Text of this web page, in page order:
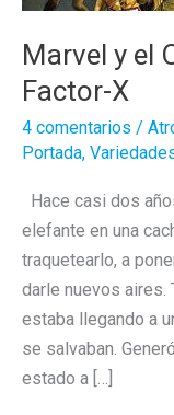
Marvel y el
Factor-X
4 comentarios /
Portada,
Hace casi dos
elefante en una
traquetearlo, a
darle nuevos aires.
estaba llegando a
se salvaban.
estado a […]